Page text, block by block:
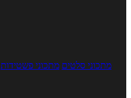
מתכוני סלטים מתכוני פשטידות